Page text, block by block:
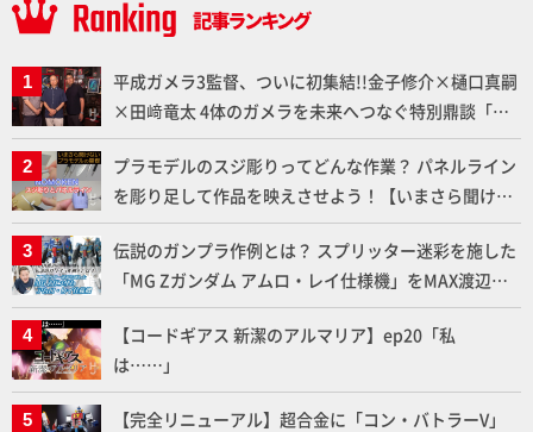
平成ガメラ3監督、ついに初集結!!金子修介×樋口真嗣
×田﨑竜太 4体のガメラを未来へつなぐ特別鼎談「ガ
メラ永久保存化プロジェクト FINAL」
プラモデルのスジ彫りってどんな作業？ パネルライン
を彫り足して作品を映えさせよう！【いまさら聞けな
いプラモデルの基礎：スジ彫りとパネルライン】
伝説のガンプラ作例とは？ スプリッター迷彩を施した
「MG Zガンダム アムロ・レイ仕様機」をMAX渡辺が
ふたたび塗る!!【試し読み】
【コードギアス 新潔のアルマリア】ep20「私
は……」
【完全リニューアル】超合金に「コン・バトラーV」